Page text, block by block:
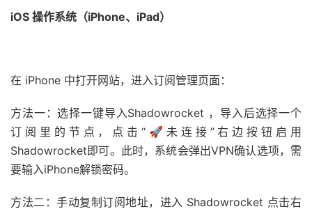
iOS 操作系统（iPhone、iPad）
在 iPhone 中打开网站，进入订阅管理页面：
方法一：选择一键导入Shadowrocket ，导入后选择一个
订阅里的节点，点击“🚀未连接”右边按钮启用
Shadowrocket即可。此时，系统会弹出VPN确认选项，需
要输入iPhone解锁密码。
方法二：手动复制订阅地址，进入 Shadowrocket 点击右